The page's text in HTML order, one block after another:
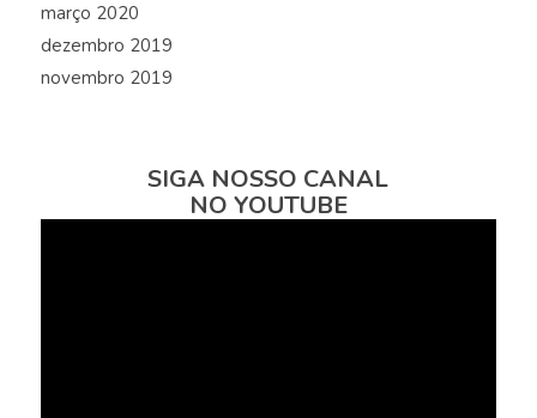
março 2020
dezembro 2019
novembro 2019
SIGA NOSSO CANAL
NO YOUTUBE